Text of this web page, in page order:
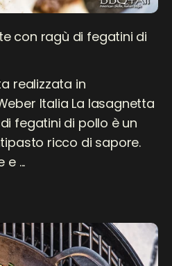
con ragù di fegatini di
realizzata in
Italia La lasagnetta
fegatini di pollo è un
ricco di sapore.
...